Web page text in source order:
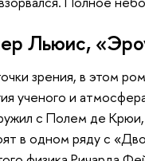
Льюис,
зрения, в этом
ученого и
с Полем де
в одном ряду с